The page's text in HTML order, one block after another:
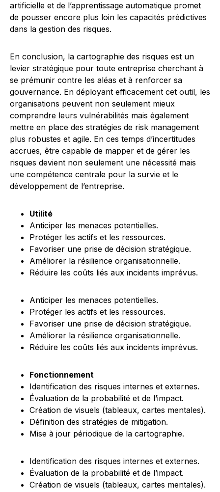
artificielle et de l’apprentissage automatique promet
de pousser encore plus loin les capacités prédictives
dans la gestion des risques.
En conclusion, la cartographie des risques est un
levier stratégique pour toute entreprise cherchant à
se prémunir contre les aléas et à renforcer sa
gouvernance. En déployant efficacement cet outil, les
organisations peuvent non seulement mieux
comprendre leurs vulnérabilités mais également
mettre en place des stratégies de risk management
plus robustes et agile. En ces temps d’incertitudes
accrues, être capable de mapper et de gérer les
risques devient non seulement une nécessité mais
une compétence centrale pour la survie et le
développement de l’entreprise.
Utilité
Anticiper les menaces potentielles.
Protéger les actifs et les ressources.
Favoriser une prise de décision stratégique.
Améliorer la résilience organisationnelle.
Réduire les coûts liés aux incidents imprévus.
Anticiper les menaces potentielles.
Protéger les actifs et les ressources.
Favoriser une prise de décision stratégique.
Améliorer la résilience organisationnelle.
Réduire les coûts liés aux incidents imprévus.
Fonctionnement
Identification des risques internes et externes.
Évaluation de la probabilité et de l’impact.
Création de visuels (tableaux, cartes mentales).
Définition des stratégies de mitigation.
Mise à jour périodique de la cartographie.
Identification des risques internes et externes.
Évaluation de la probabilité et de l’impact.
Création de visuels (tableaux, cartes mentales).